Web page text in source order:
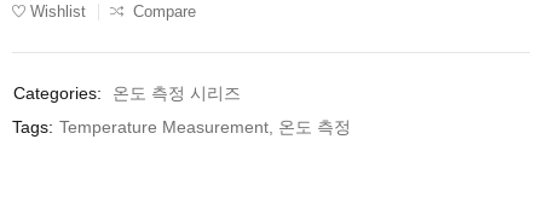
Wishlist Compare
Categories:
온도 측정 시리즈
Tags: Temperature Measurement 온도 측정